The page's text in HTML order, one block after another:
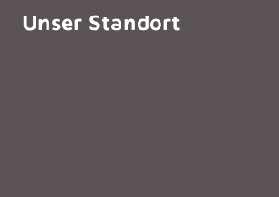
Unser Standort